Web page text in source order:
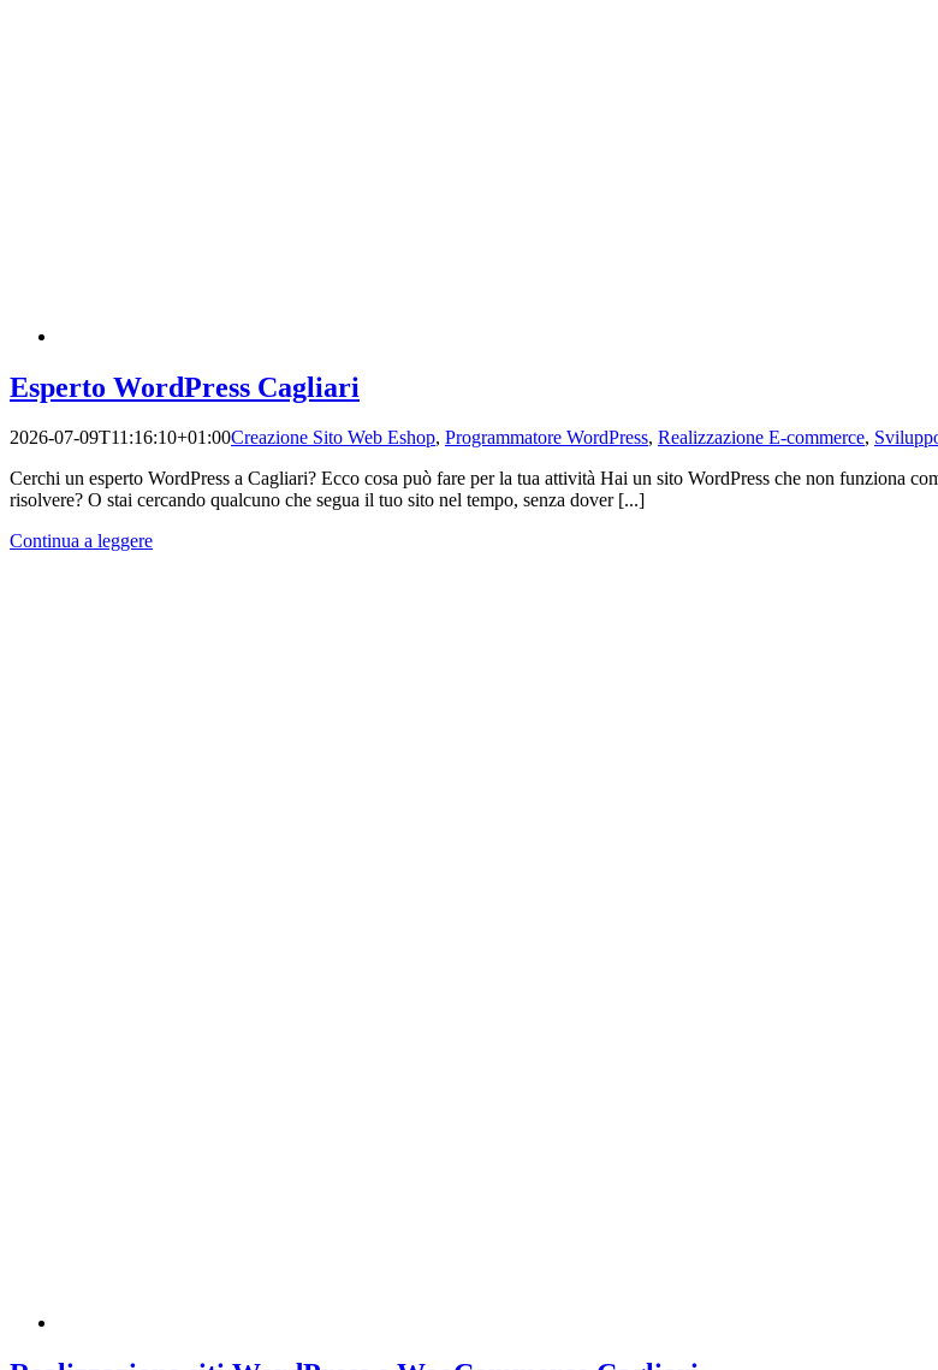
Esperto WordPress Cagliari
2026-07-09T11:16:10+01:00Creazione Sito Web Eshop, Programmatore WordPress, Realizzazione E-commerce,
Cerchi un esperto WordPress a Cagliari? Ecco cosa può fare per la tua attività Hai un sito WordPress che non funziona
risolvere? O stai cercando qualcuno che segua il tuo sito nel tempo, senza dover [...]
Continua a leggere